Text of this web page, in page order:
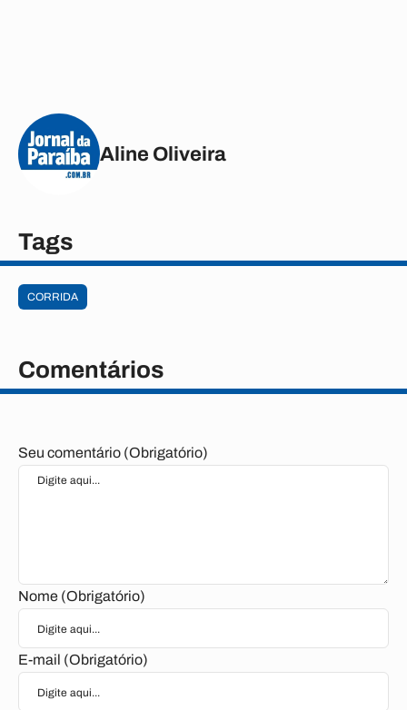
Aline Oliveira
Tags
CORRIDA
Comentários
Seu comentário (Obrigatório)
Nome (Obrigatório)
E-mail (Obrigatório)